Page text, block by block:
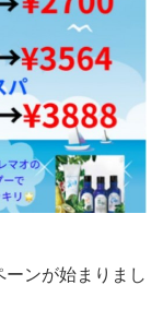
ンが始まりまし